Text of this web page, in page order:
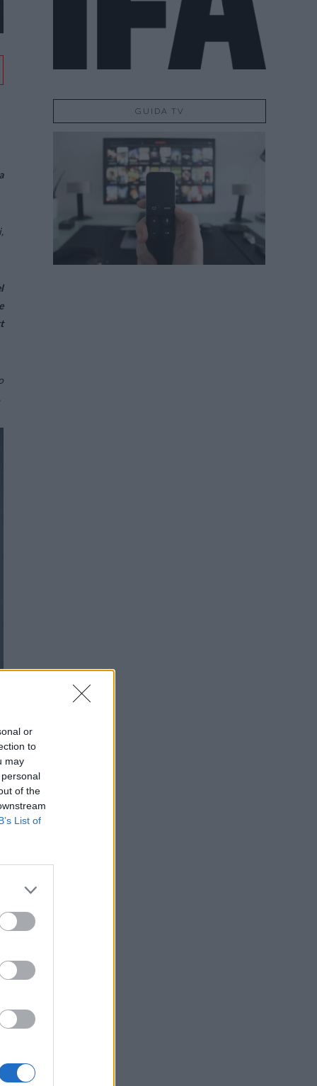
or
to
may
of the
List of
GUIDA TV